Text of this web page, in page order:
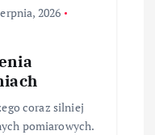
2026
coraz silniej
pomiarowych.